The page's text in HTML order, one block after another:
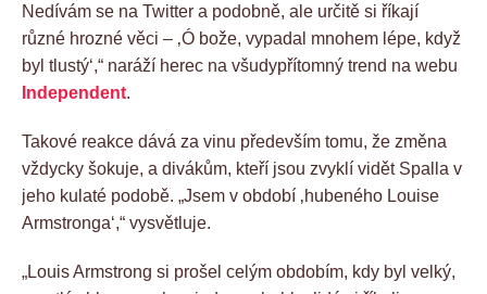
Nedívám se na Twitter a podobně, ale určitě si říkají
různé hrozné věci – ‚Ó bože, vypadal mnohem lépe, když
byl tlustý‘,“ naráží herec na všudypřítomný trend na webu
Independent.
Takové reakce dává za vinu především tomu, že změna
vždycky šokuje, a divákům, kteří jsou zvyklí vidět Spalla v
jeho kulaté podobě. „Jsem v období ‚hubeného Louise
Armstronga‘,“ vysvětluje.
„Louis Armstrong si prošel celým obdobím, kdy byl velký,